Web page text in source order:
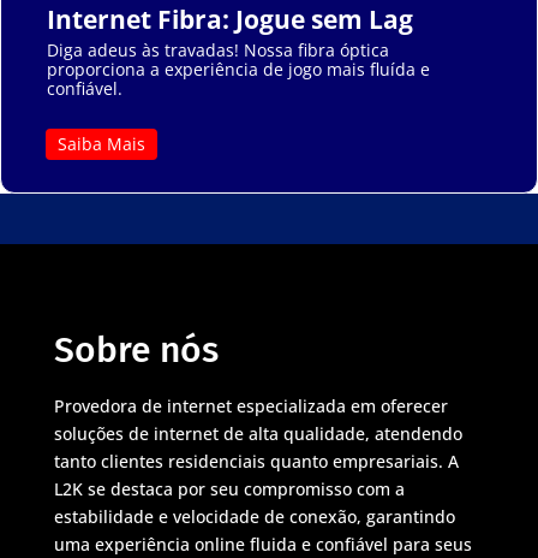
Internet Fibra: Jogue sem Lag
Diga adeus às travadas! Nossa fibra óptica
proporciona a experiência de jogo mais fluída e
confiável.
Saiba Mais
Sobre nós
Provedora de internet especializada em oferecer
soluções de internet de alta qualidade, atendendo
tanto clientes residenciais quanto empresariais. A
L2K se destaca por seu compromisso com a
estabilidade e velocidade de conexão, garantindo
uma experiência online fluida e confiável para seus